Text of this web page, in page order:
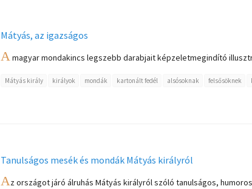
Mátyás, az igazságos
Amagyar mondakincs legszebb darabjait képzeletmegindító
Mátyás király királyok mondák kartonált fedél alsósoknak felsősöknek
Tanulságos mesék és mondák Mátyás királyról
Az országot járó álruhás Mátyás királyról szóló tanulságos,